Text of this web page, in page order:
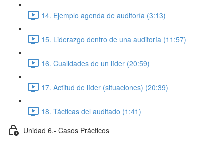
14. Ejemplo agenda de auditoría (3:13)
15. Liderazgo dentro de una auditoría (11:57)
16. Cualidades de un líder (20:59)
17. Actitud de líder (situaciones) (20:39)
18. Tácticas del auditado (1:41)
Unidad 6.- Casos Prácticos